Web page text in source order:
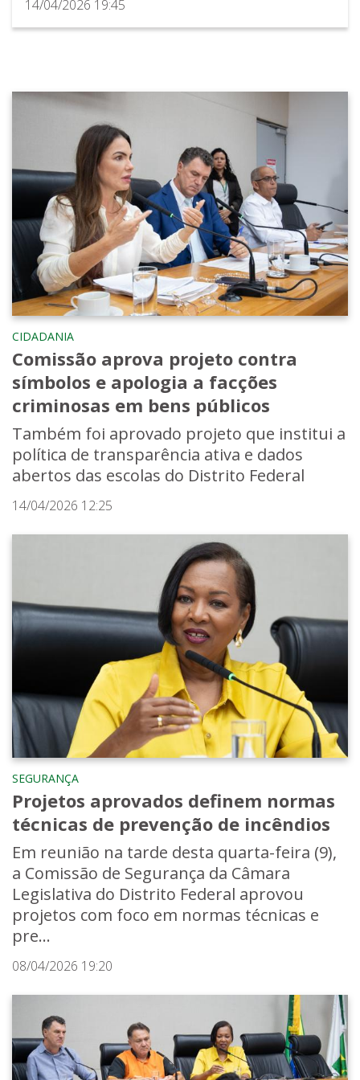
14/04/2026 19:45
CIDADANIA
Comissão aprova projeto contra
símbolos e apologia a facções
criminosas em bens públicos
Também foi aprovado projeto que institui a
política de transparência ativa e dados
abertos das escolas do Distrito Federal
14/04/2026 12:25
SEGURANÇA
Projetos aprovados definem normas
técnicas de prevenção de incêndios
Em reunião na tarde desta quarta-feira (9),
a Comissão de Segurança da Câmara
Legislativa do Distrito Federal aprovou
projetos com foco em normas técnicas e
pre...
08/04/2026 19:20